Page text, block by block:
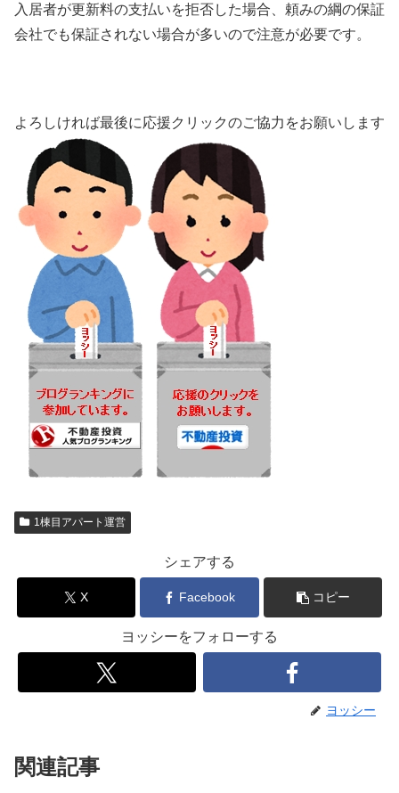
入居者が更新料の支払いを拒否した場合、頼みの綱の保証
会社でも保証されない場合が多いので注意が必要です。
よろしければ最後に応援クリックのご協力をお願いします
1棟目アパート運営
シェアする
X Facebook コピー
ヨッシーをフォローする
ヨッシー
関連記事